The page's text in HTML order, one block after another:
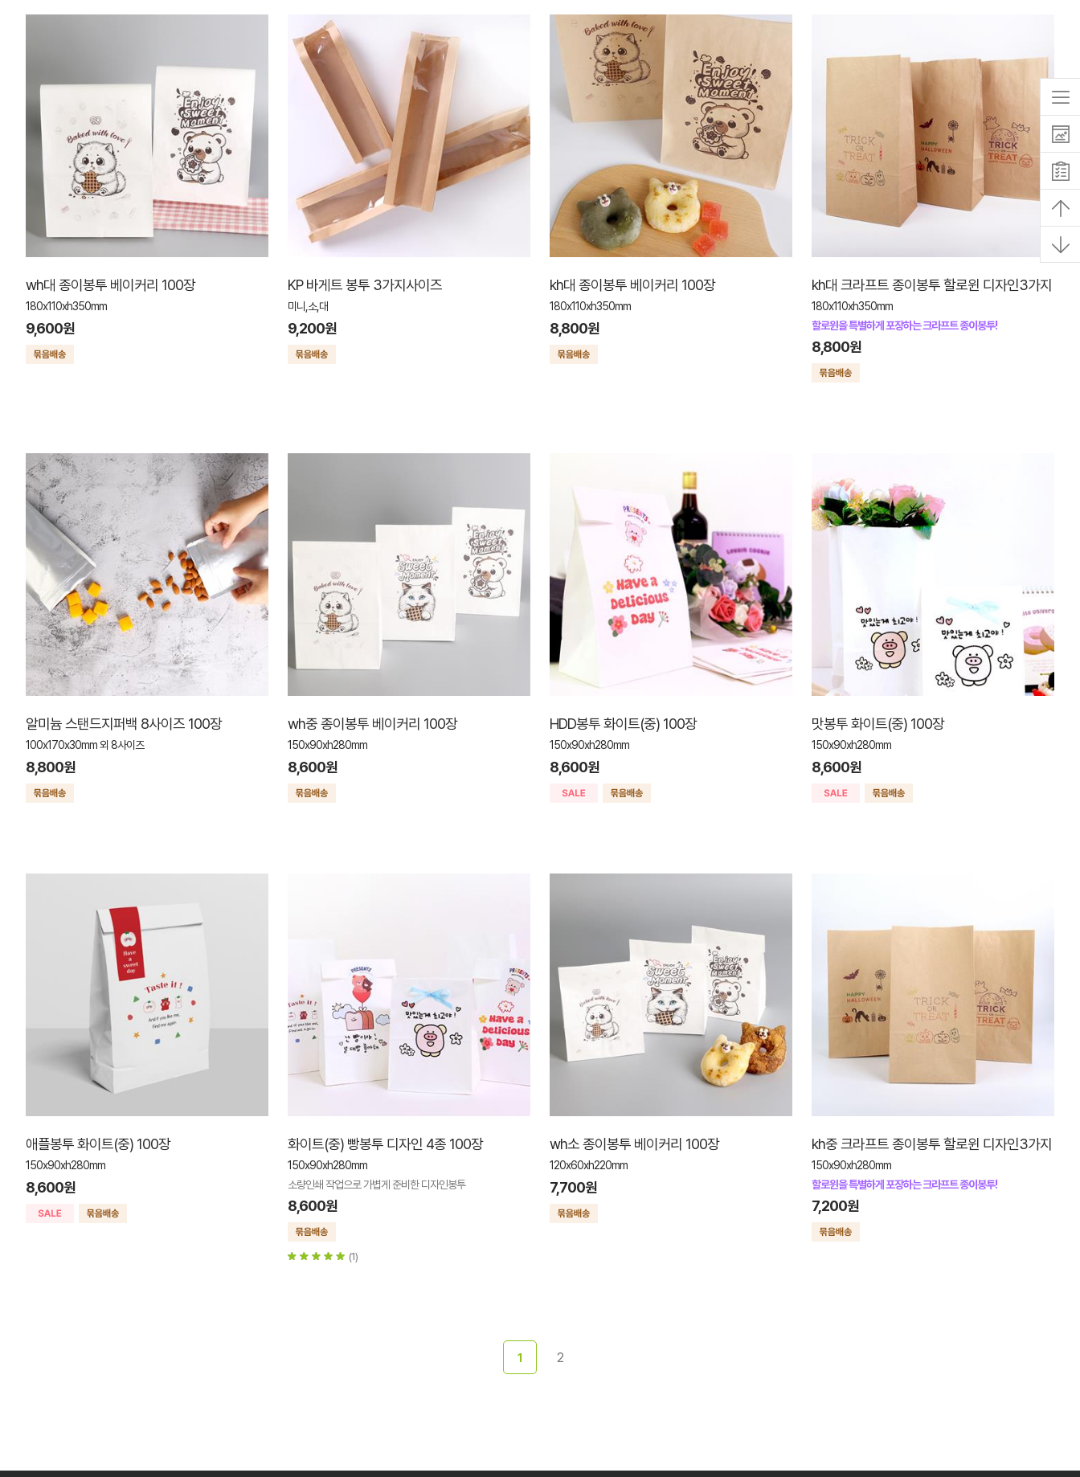
wh대 종이봉투 베이커리 100장
180x110xh350mm
9,600원
KP 바게트 봉투 3가지사이즈
미니,소,대
9,200원
kh대 종이봉투 베이커리 100장
180x110xh350mm
8,800원
kh대 크라프트 종이봉투 할로윈 디자인3가지
180x110xh350mm
할로윈을 특별하게 포장하는 크라프트 종이봉투!
8,800원
알미늄 스탠드지퍼백 8사이즈 100장
100x170x30mm 외 8사이즈
8,800원
wh중 종이봉투 베이커리 100장
150x90xh280mm
8,600원
HDD봉투 화이트(중) 100장
150x90xh280mm
8,600원
맛봉투 화이트(중) 100장
150x90xh280mm
8,600원
애플봉투 화이트(중) 100장
150x90xh280mm
8,600원
화이트(중) 빵봉투 디자인 4종 100장
150x90xh280mm
소량인쇄 작업으로 가볍게 준비한 디자인봉투
8,600원
(1)
wh소 종이봉투 베이커리 100장
120x60xh220mm
7,700원
kh중 크라프트 종이봉투 할로윈 디자인3가지
150x90xh280mm
할로윈을 특별하게 포장하는 크라프트 종이봉투!
7,200원
1 2